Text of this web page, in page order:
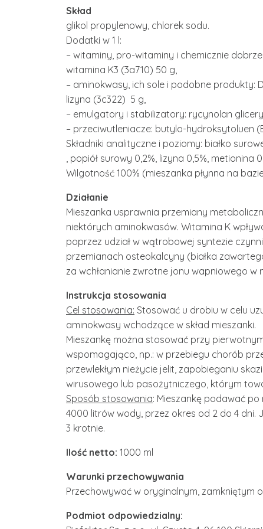
Skład
glikol propylenowy, chlorek sodu.
Dodatki w 1 l:
– witaminy, pro-witaminy i chemicznie
witamina K3 (3a710) 50 g,
– aminokwasy, ich sole i podobne produkty:
lizyna (3c322) 5 g,
– emulgatory i stabilizatory: rycynolan
– przeciwutleniacze: butylo-hydroksytoluen
Składniki analityczne i poziomy: białko
, popiół surowy 0,2%, lizyna 0,5%,
Wilgotność 100% (mieszanka płynna na
Działanie
Mieszanka usprawnia przemiany
niektórych aminokwasów. Witamina K
poprzez udział w wątrobowej syntezie
przemianach osteokalcyny (białka
za wchłanianie zwrotne jonu wapniowego w
Instrukcja stosowania
Cel stosowania: Stosować u drobiu w celu
aminokwasy wchodzące w skład mieszanki.
Mieszankę można stosować przy
wspomagająco, np.: w przebiegu chorób
przewlekłym nieżycie jelit, zapobieganiu
wirusowego lub pasożytniczego, którym
Sposób stosowania: Mieszankę podawać
4000 litrów wody, przez okres od 2 do 4
3 krotnie.
Ilość netto: 1000 ml
Warunki przechowywania
Przechowywać w oryginalnym, zamkniętym
Podmiot odpowiedzialny: